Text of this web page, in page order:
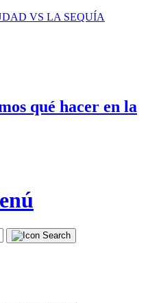
VS LA SEQUÍA